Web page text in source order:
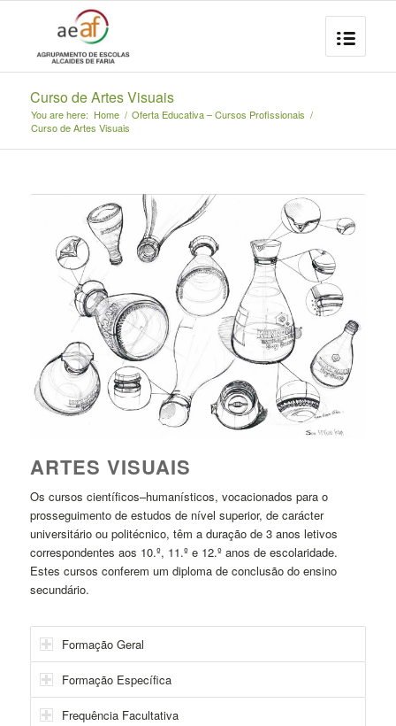
Curso de Artes Visuais
You are here: Home / Oferta Educativa – Cursos Profissionais /
Curso de Artes Visuais
ARTES VISUAIS
Os cursos científicos–humanísticos, vocacionados para o
prosseguimento de estudos de nível superior, de carácter
universitário ou politécnico, têm a duração de 3 anos letivos
correspondentes aos 10.º, 11.º e 12.º anos de escolaridade.
Estes cursos conferem um diploma de conclusão do ensino
secundário.
Formação Geral
Formação Específica
Frequência Facultativa